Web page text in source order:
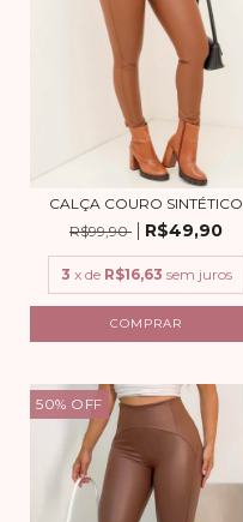
CALÇA COURO SINTÉTICO
R$99,90
R$49,90
3 x de R$16,63 sem juros
COMPRAR
50% OFF